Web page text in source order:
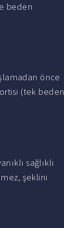
beden
önce
(tek beden
sağlıklı
şeklini